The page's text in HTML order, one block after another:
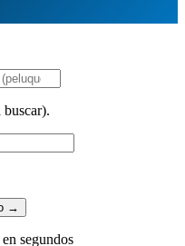
buscar).
→
segundos